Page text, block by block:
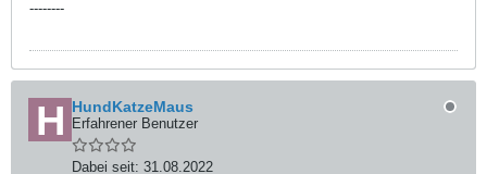
--------
HundKatzeMaus
Erfahrener Benutzer
Dabei seit: 31.08.2022